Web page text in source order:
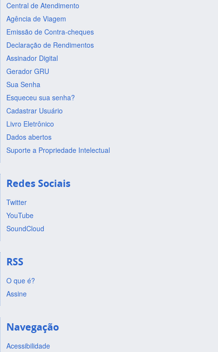
Central de Atendimento
Agência de Viagem
Emissão de Contra-cheques
Declaração de Rendimentos
Assinador Digital
Gerador GRU
Sua Senha
Esqueceu sua senha?
Cadastrar Usuário
Livro Eletrônico
Dados abertos
Suporte a Propriedade Intelectual
Redes Sociais
Twitter
YouTube
SoundCloud
RSS
O que é?
Assine
Navegação
Acessibilidade